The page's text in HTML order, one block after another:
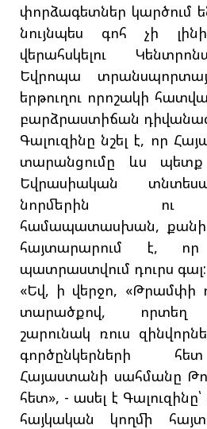
փորձագետներ կարծում
նույնպես գոհ չի
վերահսկելու
Եվրոպա
երթուղու որոշակի
բարձրաստիճան
Գալուզինը նշել է, որ
տարանցումը ևս
Եվրասիական
նորմերին ու
համապատասխան, քանի
հայտարարում է, որ
պատրաստվում դուրս գալ:
«Եվ, ի վերջո, «Թրամփի
տարածքով, որտեղ
շարունակ ռուս
գործընկերների
Հայաստանի սահմանը
հետ», - ասել է
հայկական կողմի